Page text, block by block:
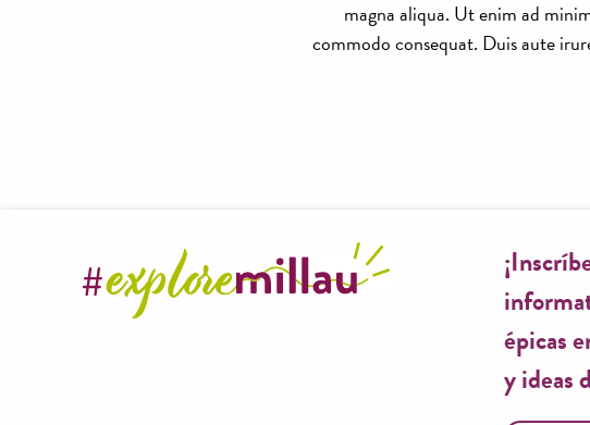
magna aliqua. Ut enim ad
commodo consequat. Duis aute
épicas
y ideas